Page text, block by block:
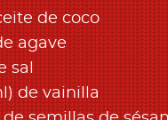
de coco
agave
sal
de vainilla